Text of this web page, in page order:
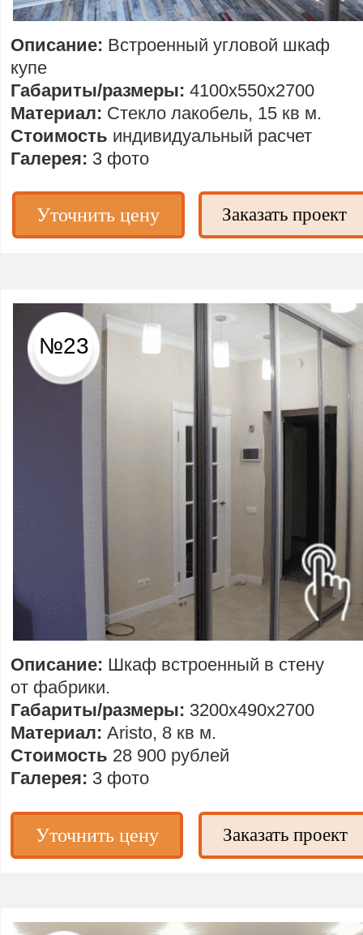
Заказать проект
Уточнить цену
Описание: Встроенный угловой шкаф
купе
Габариты/размеры: 4100х550х2700
Материал: Стекло лакобель, 15 кв м.
Стоимость индивидуальный расчет
Галерея: 3 фото
Описание: Шкаф встроенный в стену
от фабрики.
Габариты/размеры: 3200х490х2700
Материал: Aristo, 8 кв м.
Стоимость 28 900 рублей
Галерея: 3 фото
№23
Заказать проект
Уточнить цену